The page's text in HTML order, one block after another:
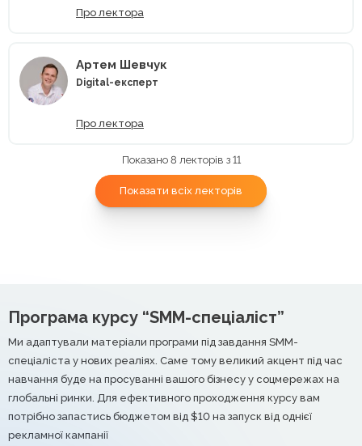
Про лектора
Артем Шевчук
Digital-експерт
Про лектора
Показано 8 лекторів з 11
Показати всіх лекторів
Програма курсу “SMM-спеціаліст”
Ми адаптували матеріали програми під завдання SMM-
спеціаліста у нових реаліях. Саме тому великий акцент під час
навчання буде на просуванні вашого бізнесу у соцмережах на
глобальні ринки. Для ефективного проходження курсу вам
потрібно запастись бюджетом від $10 на запуск від однієї
рекламної кампанії